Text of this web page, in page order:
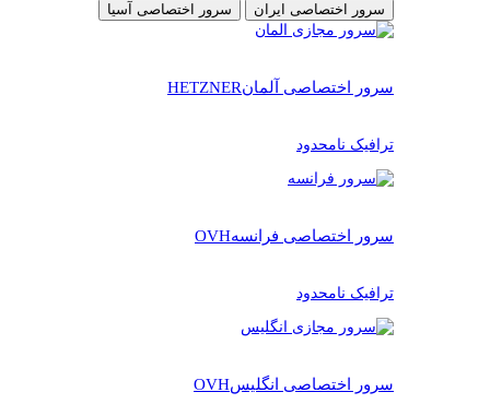
سرور اختصاصی ایران
سرور اختصاصی آسیا
سرور اختصاصی آلمانHETZNER
ترافیک نامحدود
سرور اختصاصی فرانسهOVH
ترافیک نامحدود
سرور اختصاصی انگلیسOVH